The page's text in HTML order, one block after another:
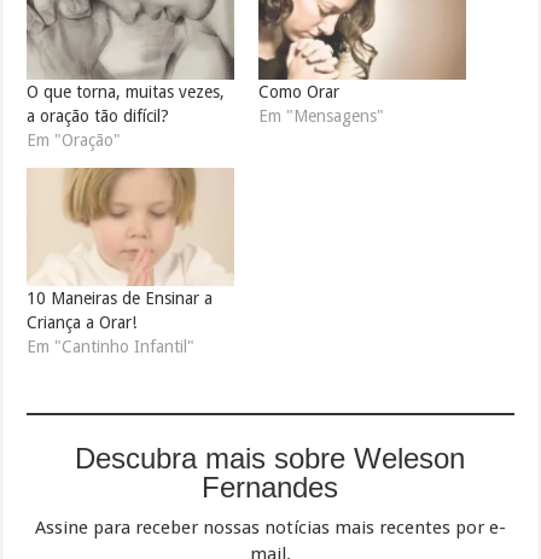
O que torna, muitas vezes,
a oração tão difícil?
Em "Oração"
Como Orar
Em "Mensagens"
10 Maneiras de Ensinar a
Criança a Orar!
Em "Cantinho Infantil"
Descubra mais sobre Weleson
Fernandes
Assine para receber nossas notícias mais recentes por e-
mail.